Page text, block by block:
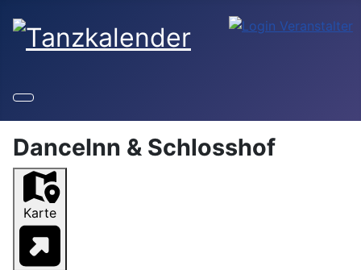
DanceInn & Schlosshof
Karte